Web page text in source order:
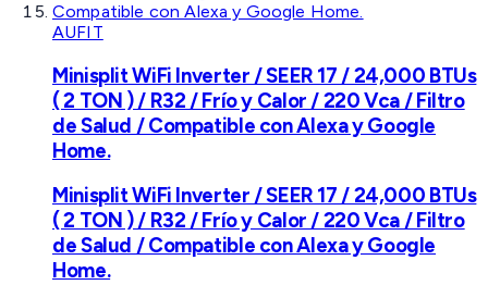
AUFIT
Minisplit WiFi Inverter / SEER 17 / 24,000 BTUs
( 2 TON ) / R32 / Frío y Calor / 220 Vca / Filtro
de Salud / Compatible con Alexa y Google
Home.
Minisplit WiFi Inverter / SEER 17 / 24,000 BTUs
( 2 TON ) / R32 / Frío y Calor / 220 Vca / Filtro
de Salud / Compatible con Alexa y Google
Home.